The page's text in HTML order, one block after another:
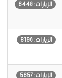
الزيارات: 6448
الزيارات: 8196
الزيارات: 5657